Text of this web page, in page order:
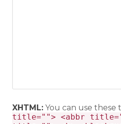
XHTML: You can use these
title=""> <abbr